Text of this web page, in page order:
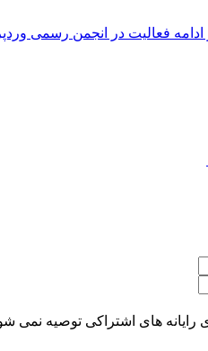
فعالیت در انجمن رسمی
رایانه های اشتراکی توصیه نمی